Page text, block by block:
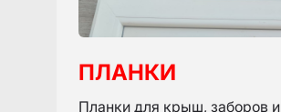
ПЛАНКИ
Планки для крыш, заборов и